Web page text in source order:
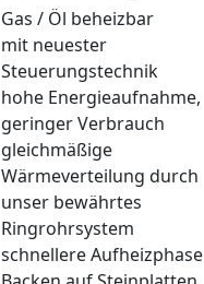
Gas / Öl beheizbar
mit neuester
Steuerungstechnik
hohe Energieaufnahme,
geringer Verbrauch
gleichmäßige
Wärmeverteilung durch
unser bewährtes
Ringrohrsystem
schnellere Aufheizphase